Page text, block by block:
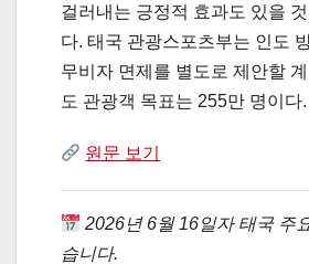
걸러내는 긍정적 효과도 있을
다. 태국 관광스포츠부는 인도
무비자 면제를 별도로 제안할
도 관광객 목표는 255만 명이다.
원문 보기
2026년 6월 16일자 태국 주
습니다.